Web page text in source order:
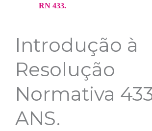
RN 433.
Introdução à
Resolução
Normativa
ANS.